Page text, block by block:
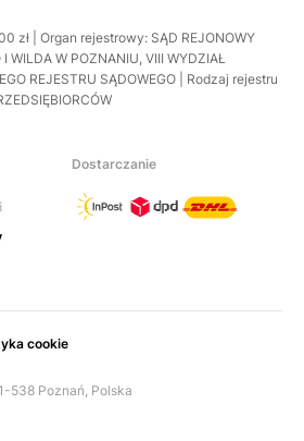
zł | Organ rejestrowy: SĄD REJONOWY
WILDA W POZNANIU, VIII WYDZIAŁ
REJESTRU SĄDOWEGO | Rodzaj rejestru
Dostarczanie
cookie
538 Poznań, Polska